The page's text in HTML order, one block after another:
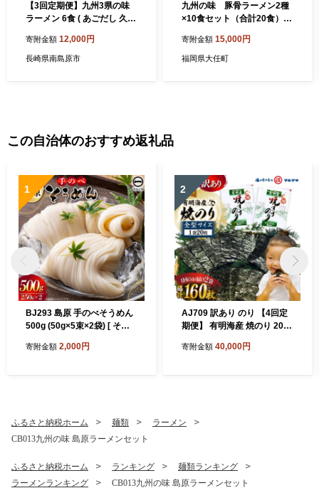
【3回定期便】九州3県の味
ラーメン 6食 ( あごだし 久留
ラーメン とんこつラーメン
麺 スープ 食べ比べ九州 3県
寄附金額 12,000円
長崎県南島原市
九州の味 豚骨ラーメン2種
×10食セット（合計20食）
台ラーメン10.食）大任町
寄附金額 15,000円
福岡県大任町
この自治体のおすすめ返礼品
1
BJ293 島原 手のべそうめん
500g (50g×5束×2袋) [ そう
うめん 島原素麺 麺 乾麺 国内
寄附金額 2,000円
2
AJ709 訳あり のり 【4回定
期便】 有明海産 焼のり 20枚
アリ おにぎり ご飯 手巻き寿
寄附金額 40,000円
ふるさと納税ホーム 麺類
ラーメン
CB013九州の味 島原ラーメンセット
ふるさと納税ホーム ランキング
麺類ランキング
ラーメンランキング
CB013九州の味 島原ラーメンセット